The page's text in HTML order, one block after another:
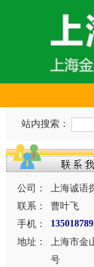
站内搜索：
公司：
上海诚语
联系：
曹叶飞
手机：
地址：
上海市金
号